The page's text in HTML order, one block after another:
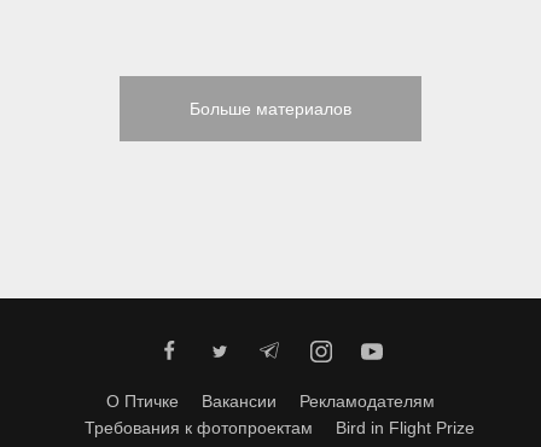
Больше материалов
О Птичке Вакансии
Рекламодателям
Требования к фотопроектам
Bird in Flight Prize